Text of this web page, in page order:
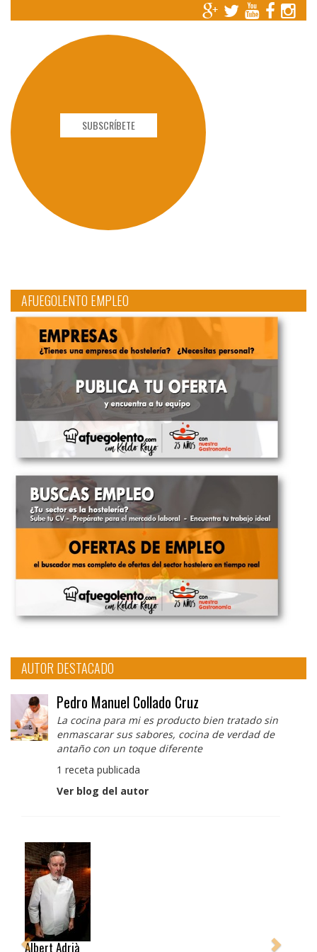
SUBSCRÍBETE
AFUEGOLENTO EMPLEO
AUTOR DESTACADO
Pedro Manuel Collado Cruz
La cocina para mi es producto bien tratado sin
enmascarar sus sabores, cocina de verdad de
antaño con un toque diferente
1 receta publicada
Ver blog del autor
Albert Adrià